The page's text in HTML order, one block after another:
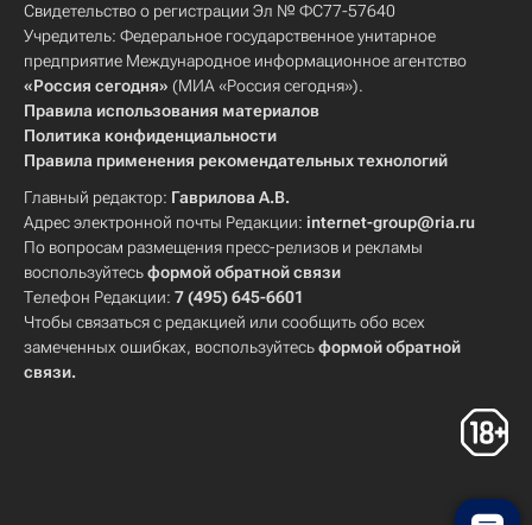
Свидетельство о регистрации Эл № ФС77-57640
Учредитель: Федеральное государственное унитарное
предприятие Международное информационное агентство
«Россия сегодня» (МИА «Россия сегодня»).
Правила использования материалов
Политика конфиденциальности
Правила применения рекомендательных технологий
Главный редактор: Гаврилова А.В.
Адрес электронной почты Редакции: internet-group@ria.ru
По вопросам размещения пресс-релизов и рекламы
воспользуйтесьформой обратной связи
Телефон Редакции: 7 (495) 645-6601
Чтобы связаться с редакцией или сообщить обо всех
замеченных ошибках, воспользуйтесьформой обратной
связи.